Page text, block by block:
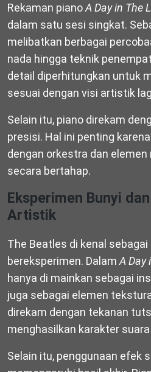
Rekaman pianoA Day in The
dalam satu sesi singkat.
melibatkan berbagai
nada hingga teknik
detail diperhitungkan untuk
sesuai dengan visi artistik
Selain itu, piano direkam
presisi. Hal ini penting
dengan orkestra dan
secara bertahap.
Eksperimen Bunyi
Artistik
The Beatles di kenal sebagai
bereksperimen. DalamA Day
hanya di mainkan sebagai
juga sebagai elemen
direkam dengan tekanan
menghasilkan karakter
Selain itu, penggunaan efek